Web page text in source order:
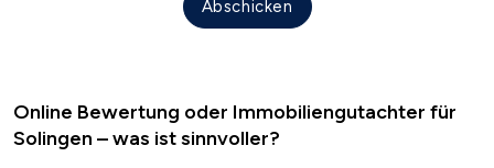
Online Bewertung oder Immobiliengutachter für
Solingen – was ist sinnvoller?